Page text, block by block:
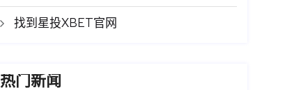
找到星投XBET官网
热门新闻